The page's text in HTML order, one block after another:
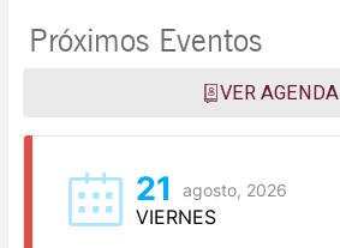
Próximos Eventos
VER AGENDA
21 agosto, 2026
VIERNES